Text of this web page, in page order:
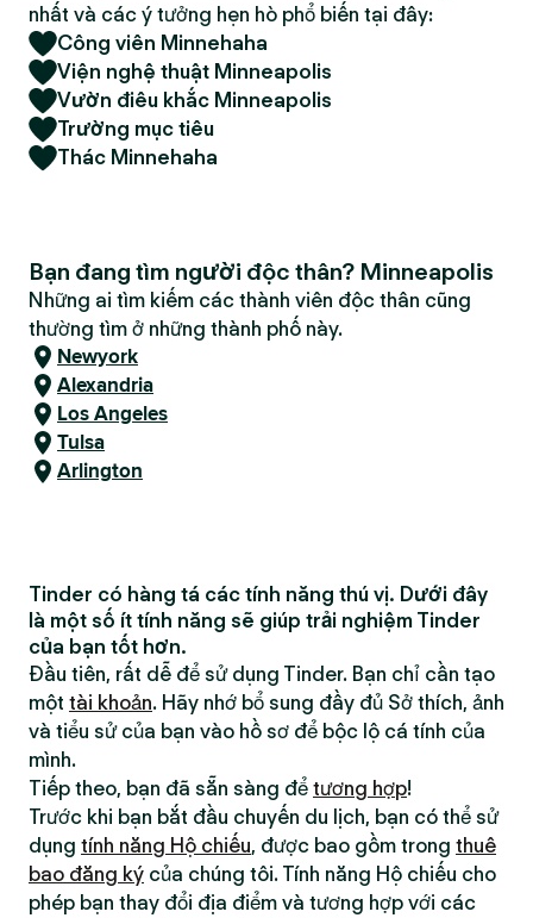
nhất và các ý tưởng hẹn hò phổ biến tại đây:
Công viên Minnehaha
Viện nghệ thuật Minneapolis
Vườn điêu khắc Minneapolis
Trường mục tiêu
Thác Minnehaha
Bạn đang tìm người độc thân? Minneapolis
Những ai tìm kiếm các thành viên độc thân cũng
thường tìm ở những thành phố này.
Newyork
Alexandria
Los Angeles
Tulsa
Arlington
Tinder có hàng tá các tính năng thú vị. Dưới đây
là một số ít tính năng sẽ giúp trải nghiệm Tinder
của bạn tốt hơn.
Đầu tiên, rất dễ để sử dụng Tinder. Bạn chỉ cần tạo
một tài khoản. Hãy nhớ bổ sung đầy đủ Sở thích, ảnh
và tiểu sử của bạn vào hồ sơ để bộc lộ cá tính của
mình.
Tiếp theo, bạn đã sẵn sàng để tương hợp!
Trước khi bạn bắt đầu chuyến du lịch, bạn có thể sử
dụng tính năng Hộ chiếu, được bao gồm trong thuê
bao đăng ký của chúng tôi. Tính năng Hộ chiếu cho
phép bạn thay đổi địa điểm và tương hợp với các